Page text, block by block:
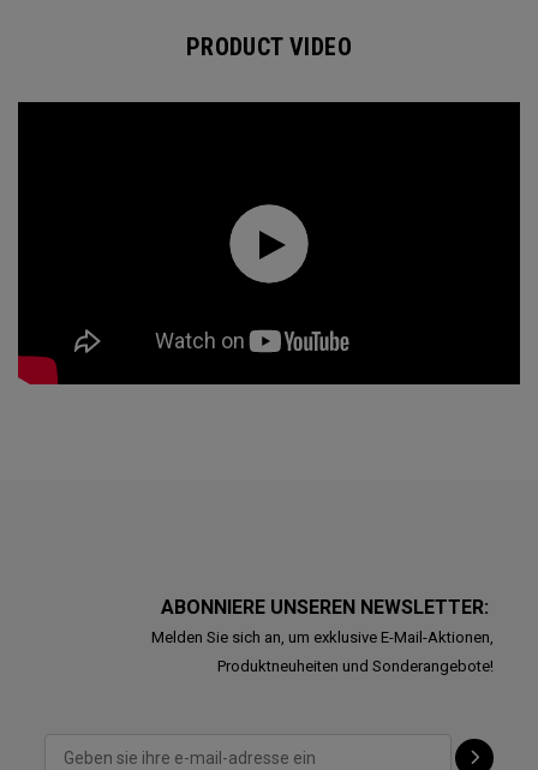
PRODUCT VIDEO
ABONNIERE UNSEREN NEWSLETTER:
Melden Sie sich an, um exklusive E-Mail-Aktionen,
Produktneuheiten und Sonderangebote!